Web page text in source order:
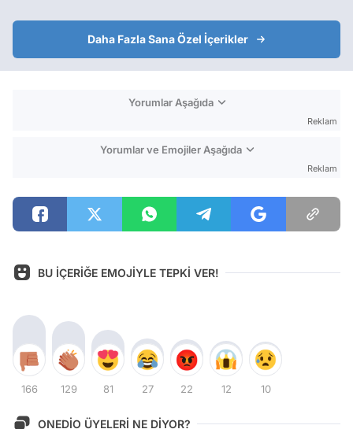
Daha Fazla Sana Özel İçerikler
Yorumlar Aşağıda
Reklam
Yorumlar ve Emojiler Aşağıda
Reklam
BU İÇERİĞE EMOJİYLE TEPKİ VER!
166 129 81 27 22 12 10
ONEDİO ÜYELERİ NE DİYOR?